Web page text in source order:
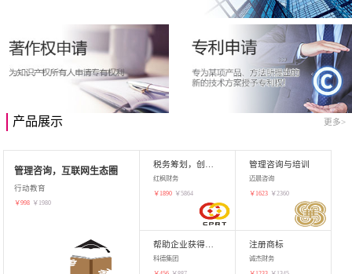
产品展示 更多>
管理咨询，互联网生态圈
行动教育
￥998 ￥ 1980
红枫财务
￥ 1890 ￥5864
管理咨询与培训
迈晨咨询
￥ 1623 ￥2360
科德集团
注册商标
诚杰财务